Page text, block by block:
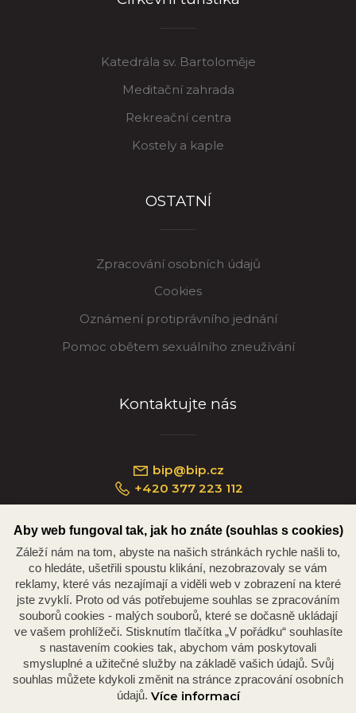
Katedrála sv. Bartoloměje
Meditační zahrada
Rekreační centra
Kostely a kaple
OSTATNÍ
Zpracování osobních údajů
Cookies
Oznámení protiprávního jednání
Pomoc obětem sexuálního zneužívání
Kontaktujte nás
bip@bip.cz
+420 377 223 112
Náměstí Republiky 234/35, 301 00 Plzeň
Aby web fungoval tak, jak ho znáte (souhlas s cookies)
Záleží nám na tom, abyste na našich stránkách rychle našli to,
co hledáte, ušetřili spoustu klikání, nezobrazovaly se vám
reklamy, které vás nezajímají a viděli web v zobrazení na které
jste zvyklí. Proto od vás potřebujeme souhlas se zpracováním
souborů cookies - malých souborů, které se dočasně ukládají
ve vašem prohlížeči. Stisknutím tlačítka „V pořádku“ souhlasíte
s nastavením cookies tak, abychom vám poskytovali
smysluplné a užitečné služby na základě vašich údajů. Svůj
souhlas můžete kdykoli změnit na stránce zpracování osobních
údajů. Více informací